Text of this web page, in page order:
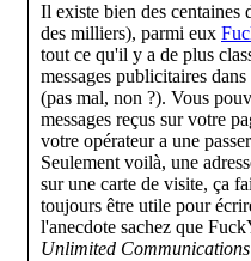
Il existe bien des centaines
des milliers), parmi eux
tout ce qu'il y a de plus
messages publicitaires
(pas mal, non ?). Vous
messages reçus sur votre
votre opérateur a une
Seulement voilà, une
sur une carte de visite, ça
toujours être utile pour
l'anecdote sachez que
Unlimited